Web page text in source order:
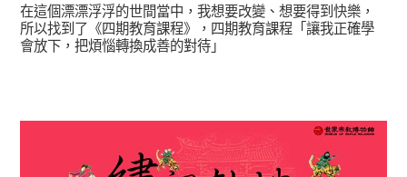
在這個漂漂浮浮的世間當中，我想要改變、想要得到快樂，
所以找到了《四期教育課程》，四期教育課程「讓我正確學
會放下，把煩惱轉換成善的對待」
教育活動